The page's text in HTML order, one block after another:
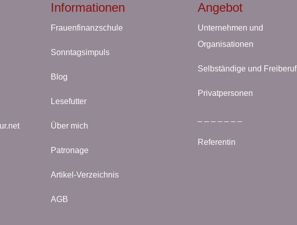
Informationen
Frauenfinanzschule
Sonntagsimpuls
Blog
Lesefutter
Über mich
Patronage
Artikel-Verzeichnis
AGB
Angebot
Unternehmen und
Organisationen
Selbständige und
Privatpersonen
Referentin